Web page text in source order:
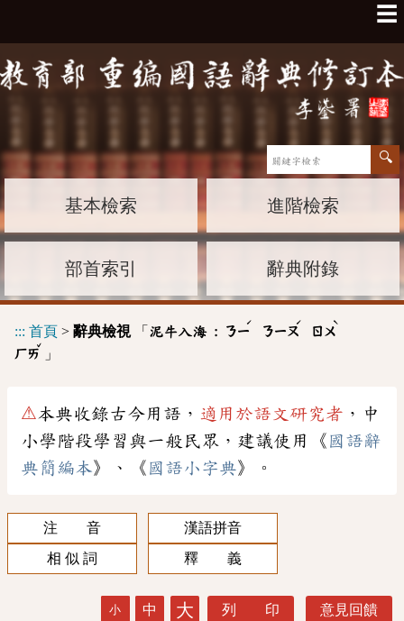
☰
基本檢索 進階檢索
部首索引 辭典附錄
::: 首頁 > 辭典檢視「 泥牛入海 : ㄋㄧ
ˊ
ㄋㄧㄡ
ˊ
ㄖㄨ
ˋ
ㄏㄞ
ˇ
」
⚠本典收錄古今用語， 適用於語文研究者 ，中
小學階段學習與一般民眾，建議使用《 國語辭
典簡編本》、《 國語小字典》。
注 音
漢語拼音
相 似 詞
釋 義
小 中 大 列 印 意見回饋